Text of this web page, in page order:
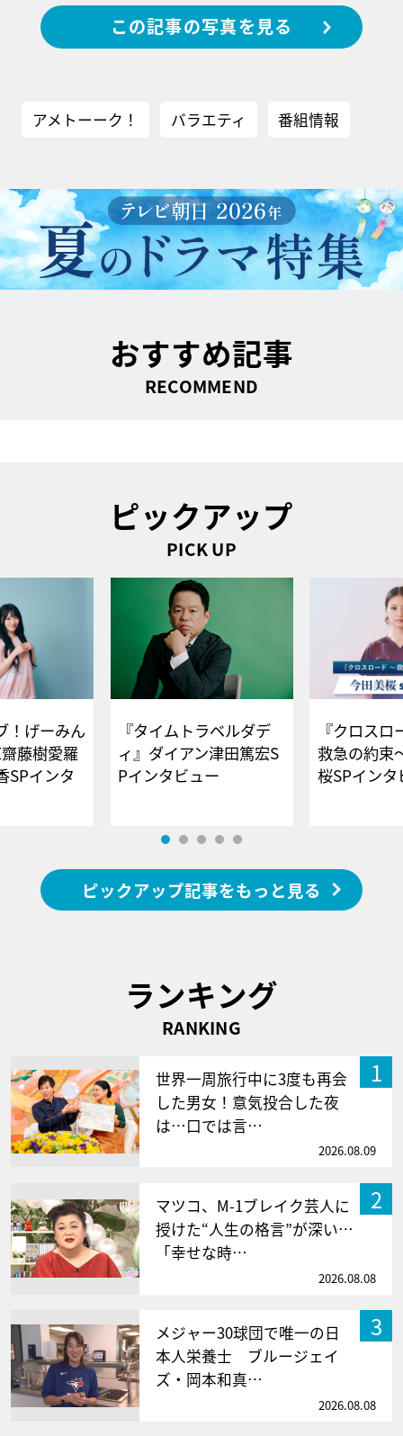
この記事の写真を見る
アメトーーク！ バラエティ 番組情報
おすすめ記事
RECOMMEND
ピックアップ
PICK UP
！げーみん
藤樹愛羅
SPインタ
『タイムトラベルダデ
ィ』ダイアン津田篤宏S
Pインタビュー
『クロス
救急の約束
桜SPイ
ピックアップ記事をもっと見る
ランキング
RANKING
1
世界一周旅行中に3度も再会
した男女！意気投合した夜
は…口では言…
2026.08.09
2
マツコ、M-1ブレイク芸人に
授けた“人生の格言”が深い…
「幸せな時…
2026.08.08
3
メジャー30球団で唯一の日
本人栄養士 ブルージェイ
ズ・岡本和真…
2026.08.08